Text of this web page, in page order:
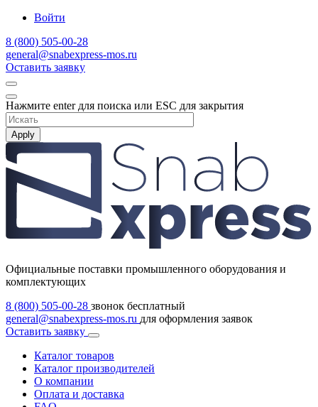
Войти
8 (800) 505-00-28
general@snabexpress-mos.ru
Оставить заявку
Нажмите enter для поиска или ESC для закрытия
Apply
Официальные поставки промышленного оборудования и
комплектующих
8 (800) 505-00-28 звонок бесплатный
general@snabexpress-mos.ru для оформления заявок
Оставить заявку
Каталог товаров
Каталог производителей
О компании
Оплата и доставка